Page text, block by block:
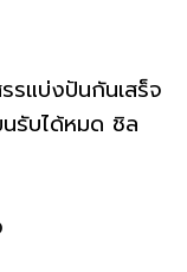
รแบ่งปันกันเสร็จ
นรับได้หมด ชิล